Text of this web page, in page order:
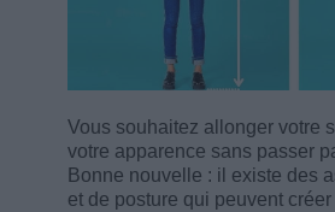
Vous souhaitez allonger votre
votre apparence sans passer
Bonne nouvelle : il existe des
et de posture qui peuvent